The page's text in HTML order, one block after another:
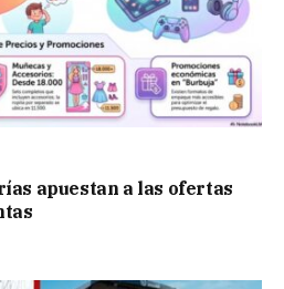
apuestan a las ofertas